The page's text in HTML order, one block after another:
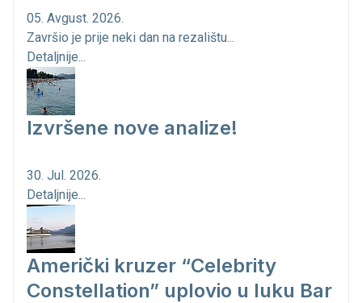
05. Avgust. 2026.
Završio je prije neki dan na rezalištu...
Detaljnije...
Izvršene nove analize!
30. Jul. 2026.
Detaljnije...
Američki kruzer “Celebrity
Constellation” uplovio u luku Bar